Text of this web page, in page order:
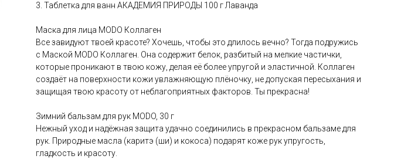
3. Таблетка для ванн АКАДЕМИЯ ПРИРОДЫ 100 г Лаванда
Маска для лица MODO Коллаген
Все завидуют твоей красоте? Хочешь, чтобы это длилось вечно? Тогда подружись
с Маской MODO Коллаген. Она содержит белок, разбитый на мелкие частички,
которые проникают в твою кожу, делая её более упругой и эластичной. Коллаген
создаёт на поверхности кожи увлажняющую плёночку, не допуская пересыхания и
защищая твою красоту от неблагоприятных факторов. Ты прекрасна!
Зимний бальзам для рук MODO, 30 г
Нежный уход и надёжная защита удачно соединились в прекрасном бальзаме для
рук. Природные масла (каритэ (ши) и кокоса) подарят коже рук упругость,
гладкость и красоту.